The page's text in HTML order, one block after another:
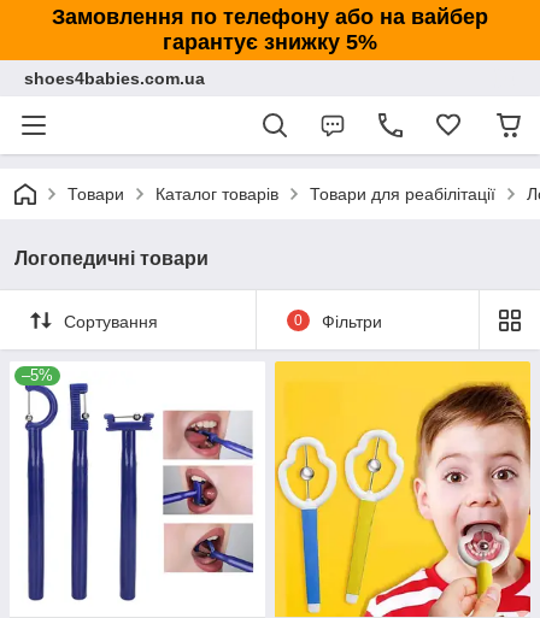
Замовлення по телефону або на вайбер
гарантує знижку 5%
shoes4babies.com.ua
Товари Каталог товарів Товари для реабілітації
Логопедичні товари
Сортування 0 Фільтри
–5%